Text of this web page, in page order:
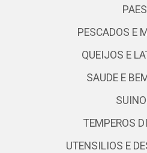
PAES
PESCADOS E
QUEIJOS E
SAUDE E
TEMPEROS
UTENSILIOS E